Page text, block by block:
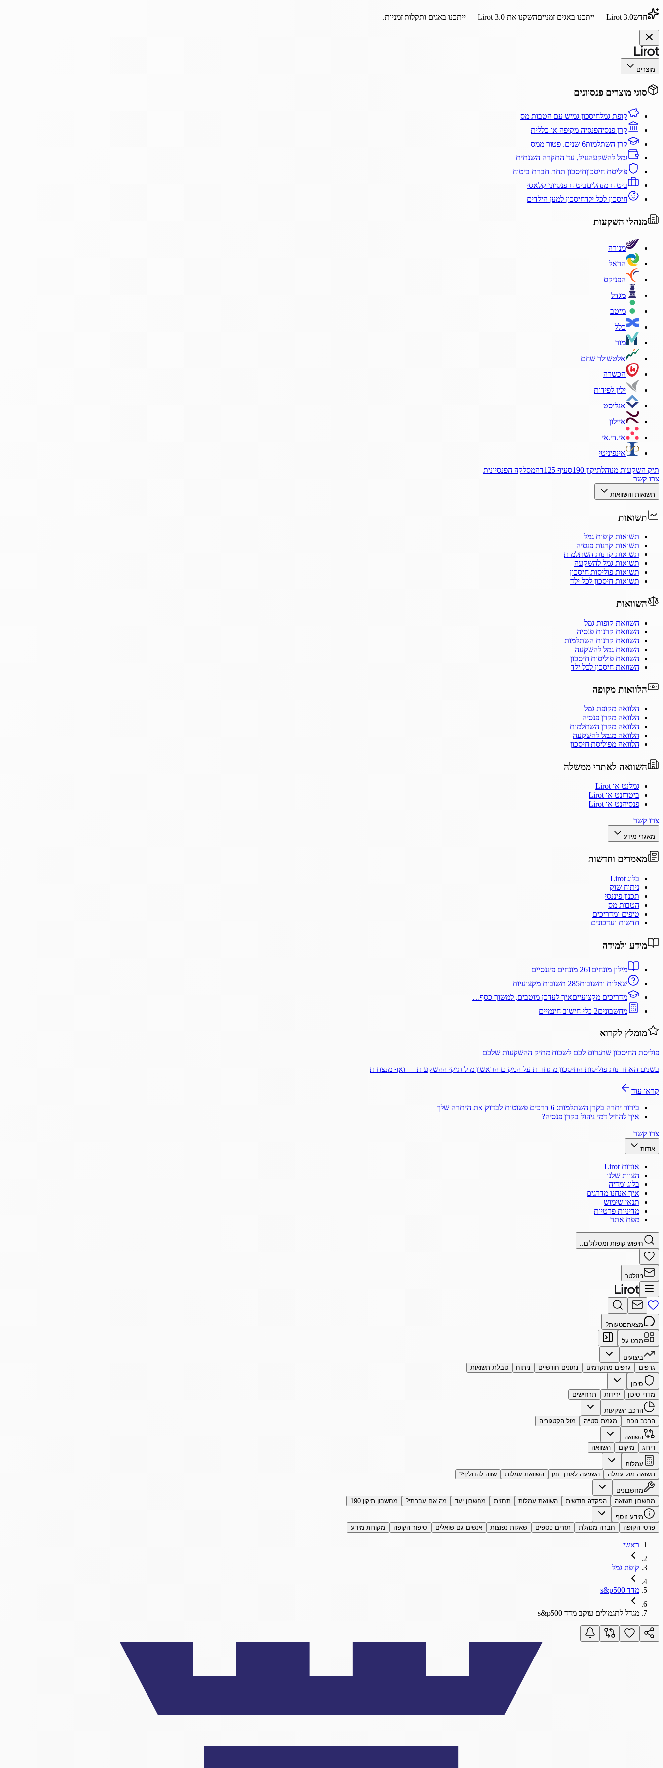
חדשLirot 3.0 — ייתכנו באגים זמנייםהשקנו את Lirot 3.0 — ייתכנו באגים ותקלות זמניות.
מוצרים
סוגי מוצרים פנסיונים
קופת גמלחיסכון גמיש עם הטבות מס
קרן פנסיהפנסיה מקיפה או כללית
קרן השתלמות6 שנים, פטור ממס
גמל להשקעהנזיל, עד התקרה השנתית
פוליסת חיסכוןחיסכון תחת חברת ביטוח
ביטוח מנהליםביטוח פנסיוני קלאסי
חיסכון לכל ילדחיסכון למען הילדים
מנהלי השקעות
מנורה
הראל
הפניקס
מגדל
מיטב
כלל
מור
אלטשולר שחם
הכשרה
ילין לפידות
אנליסט
איילון
אי.די.אי
אינפיניטי
תיק השקעות מנוהלתיקון 190 סעיף 125ד
המסלקה הפנסיונית
צרו קשר
תשואות והשוואות
תשואות
תשואות קופות גמל
תשואות קרנות פנסיה
תשואות קרנות השתלמות
תשואות גמל להשקעה
תשואות פוליסות חיסכון
תשואות חיסכון לכל ילד
השוואות
השוואת קופות גמל
השוואת קרנות פנסיה
השוואת קרנות השתלמות
השוואת גמל להשקעה
השוואת פוליסות חיסכון
השוואת חיסכון לכל ילד
הלוואות מקופה
הלוואה מקופת גמל
הלוואה מקרן פנסיה
הלוואה מקרן השתלמות
הלוואה מגמל להשקעה
הלוואה מפוליסת חיסכון
השוואה לאתרי ממשלה
גמלנט או Lirot
ביטוחנט או Lirot
פנסיהנט או Lirot
צרו קשר
מאגרי מידע
מאמרים וחדשות
בלוג Lirot
ניתוח שוק
תכנון פיננסי
הטבות מס
טיפים ומדריכים
חדשות ועדכונים
מידע ולמידה
מילון מונחים 261 מונחים פיננסיים
שאלות ותשובות285 תשובות מקצועיות
מדריכים מקצועייםאיך לעדכן מוטבים, למשוך כסף…
מחשבונים2 כלי חישוב חינמיים
מומלץ לקרוא
פוליסת החיסכון שתגרום לכם לשכוח מתיק ההשקעות שלכם
בשנים האחרונות פוליסות החיסכון מתחרות על המקום הראשון מול תיקי ההשקעות — ואף מנצחות
קראו עוד
בירור יתרה בקרן השתלמות: 6 דרכים פשוטות לבדוק את היתרה שלך
איך להוזיל דמי ניהול בקרן פנסיה?
צרו קשר
אודות
אודות Lirot
הצוות שלנו
בלוג ומדיה
איך אנחנו מדרגים
תנאי שימוש
מדיניות פרטיות
מפת אתר
חיפוש קופות ומסלולים..
ניוזלטר
מצאתםטעות?
מבט על
ביצועים
גרפים
גרפים מתקדמים נתונים חודשיים ניתוח טבלת תשואות
סיכון
מדדי סיכון
ירידות תרחישים
הרכב השקעות
הרכב נוכחי
מגמת סטייה מול הקטגוריה
השוואה
דירוג
מיקום השוואה
עמלות
תשואה מול עמלה
השפעה לאורך זמן השוואת עמלות שווה להחליף?
מחשבונים
מחשבון תשואה
הפקדה חודשית השוואת עמלות תחזית מחשבון יעד מה אם עברתי? מחשבון תיקון 190
מידע נוסף
פרטי הקופה
חברה מנהלת תזרים כספים שאלות נפוצות אנשים גם שואלים סיפור הקופה מקורות מידע
ראשי
קופת גמל
מדד s&p500
מגדל לתגמולים עוקב מדד s&p500